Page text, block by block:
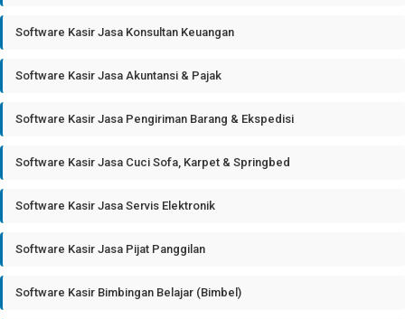
Software Kasir Jasa Konsultan Keuangan
Software Kasir Jasa Akuntansi & Pajak
Software Kasir Jasa Pengiriman Barang & Ekspedisi
Software Kasir Jasa Cuci Sofa, Karpet & Springbed
Software Kasir Jasa Servis Elektronik
Software Kasir Jasa Pijat Panggilan
Software Kasir Bimbingan Belajar (Bimbel)